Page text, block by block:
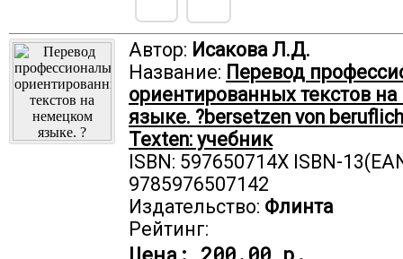
Автор: Исакова Л.Д.
Название: Перевод
ориентированных текстов
языке. ?bersetzen von
Texten: учебник
ISBN: 597650714X ISBN-
9785976507142
Издательство: Флинта
Рейтинг: